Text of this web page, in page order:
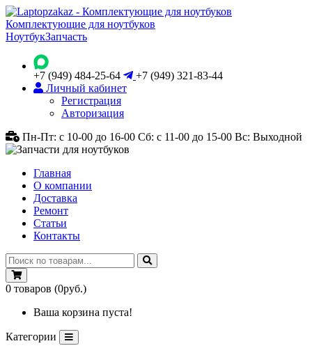
Комплектующие для ноутбуков
НоутбукЗапчасть
+7 (949) 484-25-64
+7 (949) 321-83-44
Личный кабинет
Регистрация
Авторизация
Пн-Пт: с 10-00 до 16-00 Сб: с 11-00 до 15-00 Вс: Выходной
Главная
О компании
Доставка
Ремонт
Статьи
Контакты
0 товаров (0руб.)
Ваша корзина пуста!
Категории